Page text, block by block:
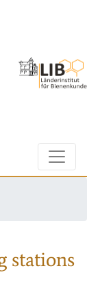
stations